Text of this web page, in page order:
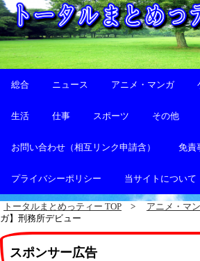
総合 ニュース アニメ・マンガ
生活 仕事 スポーツ その他
お問い合わせ（相互リンク申請含） 免責
プライバシーポリシー 当サイトについて
トータルまとめっティー TOP アニメ・マ
ガ】刑務所デビュー
スポンサー広告